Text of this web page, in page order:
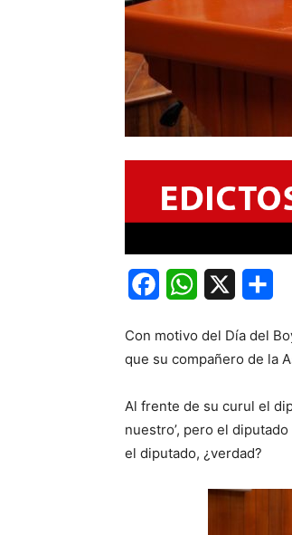
FacebookWhatsApp
Con motivo del Día del
que su compañero de la
Al frente de su curul el
nuestro’, pero el
el diputado, ¿verdad?